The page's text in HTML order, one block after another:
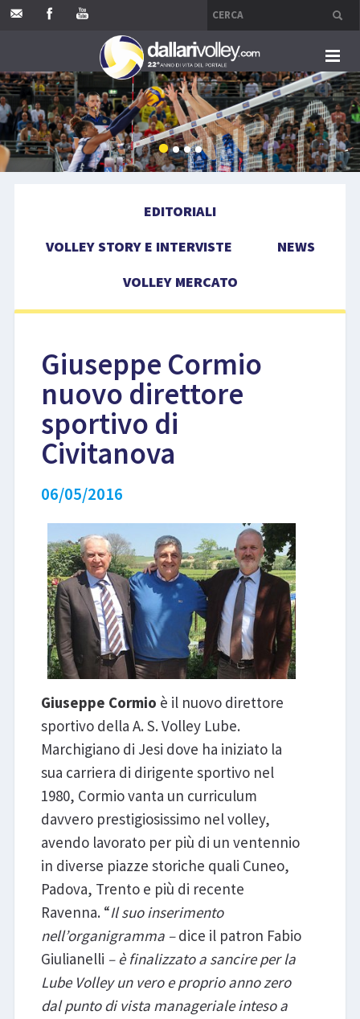
HOME
EDITORIALI
VOLLEY MERCATO
COMPETIZIONI
EVENTI
LIBRI
EDITORIALI
VOLLEY STORY E INTERVISTE
NEWS
VOLLEY MERCATO
Giuseppe Cormio
nuovo direttore
sportivo di
Civitanova
06/05/2016
Giuseppe Cormio è il nuovo direttore
sportivo della A. S. Volley Lube.
Marchigiano di Jesi dove ha iniziato la
sua carriera di dirigente sportivo nel
1980, Cormio vanta un curriculum
davvero prestigiosissimo nel volley,
avendo lavorato per più di un ventennio
in diverse piazze storiche quali Cuneo,
Padova, Trento e più di recente
Ravenna. “Il suo inserimento
nell’organigramma –dice il patron Fabio
Giulianelli – è finalizzato a sancire per la
Lube Volley un vero e proprio anno zero
dal punto di vista manageriale inteso a